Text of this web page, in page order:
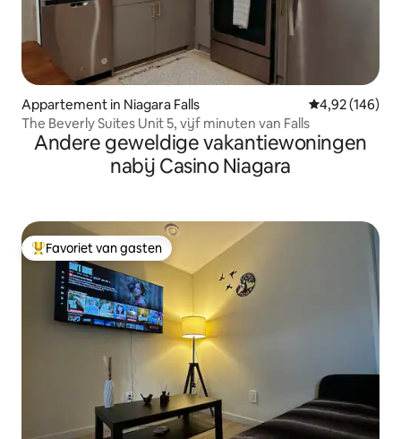
Appartement in Niagara Falls Gemiddelde
4,92 (146)
The Beverly Suites Unit 5, vijf minuten van Falls
Andere geweldige vakantiewoningen
nabij Casino Niagara
Topfavoriet van gasten
Favoriet van gasten